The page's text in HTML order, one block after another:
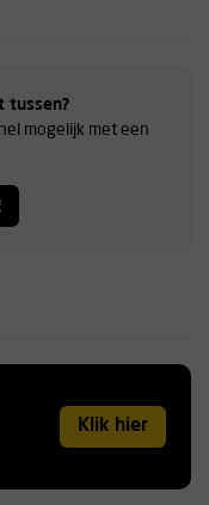
tussen?
mogelijk met een
Klik hier